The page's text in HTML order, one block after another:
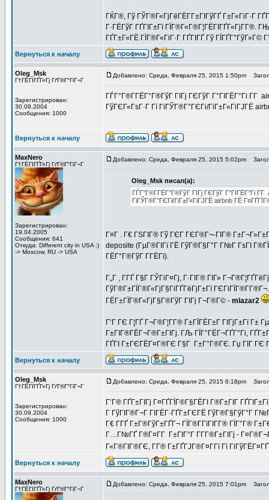
ГЌГ®, Гў ГЎГ®Г«ГјГёГЁГ­Г±ГІГўГҐ Г±Г«ГіГ·Г
Г·ГЁГўГ ГҐГІГ±Гї ГЇГ®Г«Г®Г¦ГЁГІГҐГ«ГјГ­Г®.
ГҐГ±Г«ГЁ ГЇГ®Г«ГіГ·Г ГҐГІГҐ Гў ГЇГҐГ°ГўГ»Г©
Вернуться к началу
Oleg_Msk
Г†ГЁГІГҐГ«Гј ГґГ®Г°ГіГ¬Г
Зарегистрирован:
30.09.2004
Сообщения: 1000
Добавлено: Среда, Февраля 25, 2015 1:50pm
ГЃГ°Г®Г­ГЁГ°Г®ГўГ ГІГј ГЄГўГ Г°ГІГЁГ°Гі Г­Г
ГўГЄГ«ГѕГ·Г Гї ГіГЎГ®Г°ГЄГі/ГіГ±Г«ГіГЈГЁ
Вернуться к началу
MaxNero
Г†ГЁГІГҐГ«Гј ГґГ®Г°ГіГ¬Г
Зарегистрирован:
19.04.2005
Сообщения: 641
Откуда: Different city in USA :)
-> Moscow, RU -> USA
Добавлено: Среда, Февраля 25, 2015 5:02pm
Oleg_Msk писал(а):
ГЃГ°Г®Г­ГЁГ°Г®ГўГ ГІГј ГЄГўГ Г°ГІГЁГ°Гі Г­Г
ГіГЎГ®Г°ГЄГі/ГіГ±Г«ГіГЈГЁ airbnb ГЁ
Г¤Г . Г€ ГЅГІГ® Гў ГЄГ ГЄГ®Г¬-ГІГ®
deposite (ГµГ®ГІГї ГЁ ГўГ®Г§Г°Г Г№Г ГѕГІ
ГЁГ°Г®ГўГ Г­ГЁГї).
Г„Г , Г­ГҐ Г§Г ГЎГіГ¤Гј, Г·ГІГ® ГІГ»
ГўГ®Г±ГЇГ®Г«ГјГ§ГіГҐГёГјГ±Гї
ГЁГ±ГЇГ®Г«ГјГ§Г®ГўГ ГІГј Г¬Г®Г© - mlazar2
Г’Г ГЄ Г¦ГҐ Г¬Г®Г¦Г­Г® Г±ГЇГЁГ±Г ГІГјГ±Гї
Г±ГІГ®ГЁГ¬Г®Г±ГІГј. ГЉ ГЇГ°ГЁГ¬ГҐГ°Гі,
ГҐГІ Г±ГЄГЁГ¤Г®ГЄ Г§Г Г±Г°Г®ГЄ. Гџ ГІГ ГЄ
Вернуться к началу
Oleg_Msk
Г†ГЁГІГҐГ«Гј ГґГ®Г°ГіГ¬Г
Зарегистрирован:
30.09.2004
Сообщения: 1000
Добавлено: Среда, Февраля 25, 2015 6:18pm
Г’Г® ГҐГ±ГІГј Г¤ГҐГЇГ®Г§ГЁГІ Г®Г±ГІГ
Г ГўГІГ®Г¬Г ГІГЁГ·ГҐГ±ГЄГЁ ГўГ®Г§ГўГ°Г
Г€ Г­ГҐ Г±Г®ГўГ±ГҐГ¬ ГЇГ®Г­ГїГІГ­Г® ГЇГ°Г®
Г…Г№ГҐ Г®Г¤Г­Г Г±ГІГ°Г Г­Г­Г®Г±ГІГј -
Г«Г®ГІГ®ГЄ, Г­Г® Г±ГҐГЈГ®Г¤Г­Гї Гї
Вернуться к началу
MaxNero
Г†ГЁГІГҐГ«Гј ГґГ®Г°ГіГ¬Г
Добавлено: Среда, Февраля 25, 2015 7:01pm